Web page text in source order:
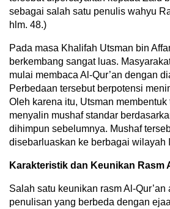
sebagai salah satu penulis wahyu
hlm. 48.)
Pada masa Khalifah Utsman bin
berkembang sangat luas.
mulai membaca Al-Qur’an dengan
Perbedaan tersebut berpotensi
Oleh karena itu, Utsman
menyalin mushaf standar
dihimpun sebelumnya. Mushaf
disebarluaskan ke berbagai wilayah
Karakteristik dan Keunikan Rasm
Salah satu keunikan rasm Al-
penulisan yang berbeda dengan